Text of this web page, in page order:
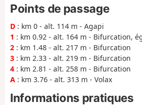
Points de passage
D : km 0 - alt. 114 m - Agapi
1 : km 0.92 - alt. 164 m - Bifurcation,
2 : km 1.48 - alt. 217 m - Bifurcation
3 : km 2.33 - alt. 219 m - Bifurcation
4 : km 2.81 - alt. 258 m - Bifurcation
A : km 3.76 - alt. 313 m - Volax
Informations pratiques